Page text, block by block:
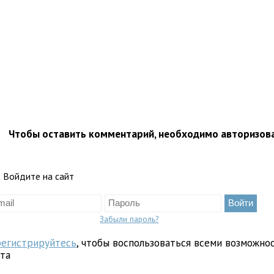
Чтобы оставить комментарий, необходимо
Войдите на сайт
Забыли пароль?
, чтобы воспользоваться всеми